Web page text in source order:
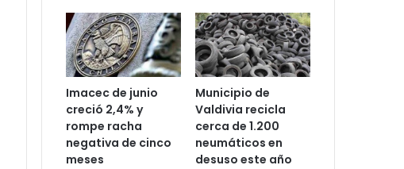
Imacec de junio
creció 2,4% y
rompe racha
negativa de cinco
meses
Municipio de
Valdivia recicla
cerca de 1.200
neumáticos en
desuso este año